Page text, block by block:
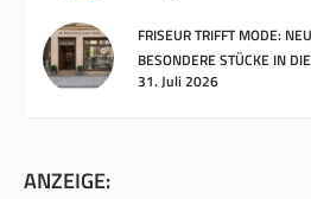
FRISEUR TRIFFT MODE:
BESONDERE STÜCKE IN
31. Juli 2026
ANZEIGE: